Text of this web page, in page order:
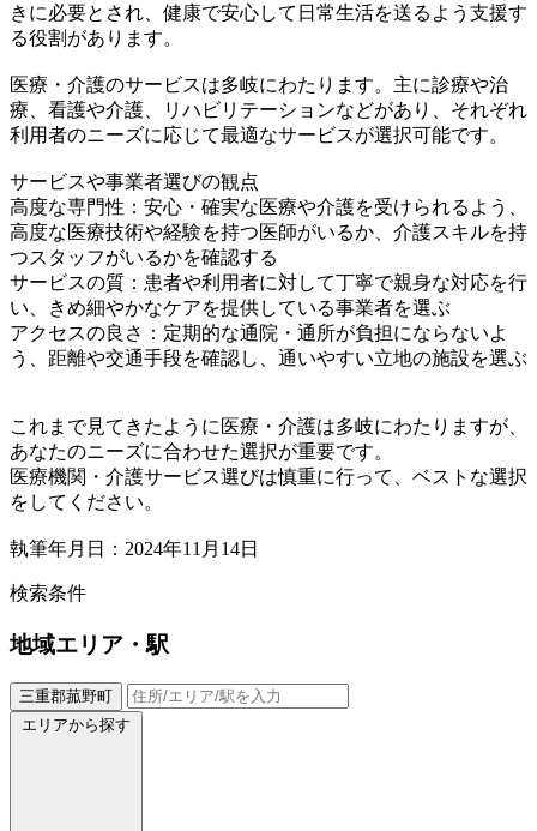
きに必要とされ、健康で安心して日常生活を送るよう支援す
る役割があります。
医療・介護のサービスは多岐にわたります。主に診療や治
療、看護や介護、リハビリテーションなどがあり、それぞれ
利用者のニーズに応じて最適なサービスが選択可能です。
サービスや事業者選びの観点
高度な専門性：安心・確実な医療や介護を受けられるよう、
高度な医療技術や経験を持つ医師がいるか、介護スキルを持
つスタッフがいるかを確認する
サービスの質：患者や利用者に対して丁寧で親身な対応を行
い、きめ細やかなケアを提供している事業者を選ぶ
アクセスの良さ：定期的な通院・通所が負担にならないよ
う、距離や交通手段を確認し、通いやすい立地の施設を選ぶ
これまで見てきたように医療・介護は多岐にわたりますが、
あなたのニーズに合わせた選択が重要です。
医療機関・介護サービス選びは慎重に行って、ベストな選択
をしてください。
執筆年月日：2024年11月14日
検索条件
地域エリア・駅
三重郡菰野町
エリアから探す